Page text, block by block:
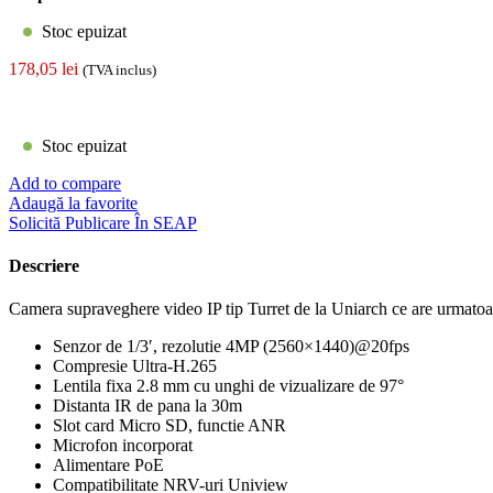
Stoc epuizat
178,05 lei (TVA inclus)
Stoc epuizat
Add to compare
Adaugă la favorite
Solicită Publicare În SEAP
Descriere
Camera supraveghere video IP tip Turret de la Uniarch ce are
Senzor de 1/3′, rezolutie 4MP (2560×1440)@20fps
Compresie Ultra-H.265
Lentila fixa 2.8 mm cu unghi de vizualizare de 97°
Distanta IR de pana la 30m
Slot card Micro SD, functie ANR
Microfon incorporat
Alimentare PoE
Compatibilitate NRV-uri Uniview